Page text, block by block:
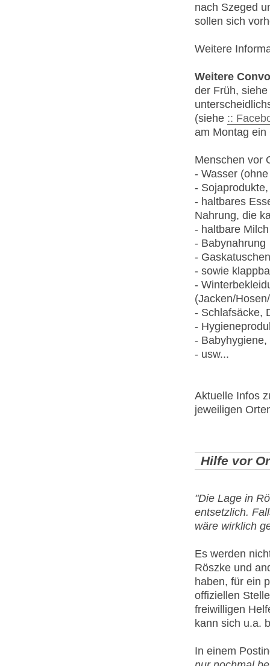
nach Szeged
sollen sich
Weitere
Weitere
der Früh, siehe
(siehe ::
am Montag ein
Menschen vor
- Wasser
-
- haltbares
Nahrung, die
- haltbare Milch
- Babynahrung
- Gaskatuschen
- sowie
-
(Jacken/
- Schlafsäcke,
-
- Babyhygiene,
- usw...
Aktuelle Infos
jeweiligen
Hilfe vor
"Die Lage in
entsetzlich.
wäre wirklich
Es werden
Röszke und
haben, für ein
offiziellen
freiwilligen
kann sich u.a.
In einem